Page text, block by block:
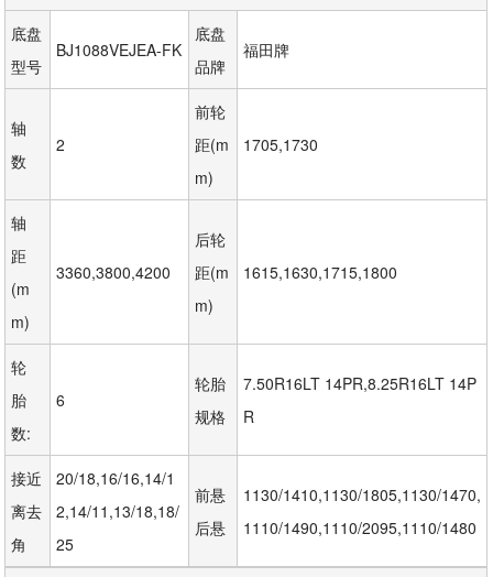
底盘
型号
BJ1088VEJEA-FK
底盘
品牌
福田牌
轴
数
2
前轮
距(m
m)
1705,1730
轴
距
(m
m)
3360,3800,4200
后轮
距(m
m)
1615,1630,1715,1800
轮
胎
数:
6
轮胎
规格
7.50R16LT 14PR,8.25R16LT 14P
R
接近
离去
角
20/18,16/16,14/1
2,14/11,13/18,18/
25
前悬
后悬
1130/1410,1130/1805,1130/1470,
1110/1490,1110/2095,1110/1480